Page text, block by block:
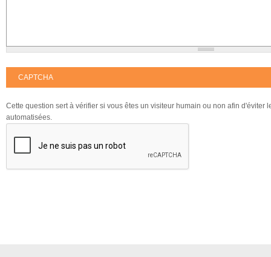
CAPTCHA
Cette question sert à vérifier si vous êtes un visiteur humain ou non afin d'éviter
automatisées.